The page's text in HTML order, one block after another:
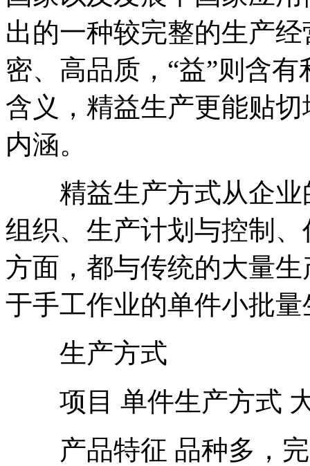
出的一种较完整的生产
密、高品质，“益”则含
含义，精益生产更能贴切
内涵。
精益生产方式从企业
组织、生产计划与控制
方面，都与传统的大量
于手工作业的单件小批
生产方式
项目 单件生产方式 大
产品特征 品种多，完